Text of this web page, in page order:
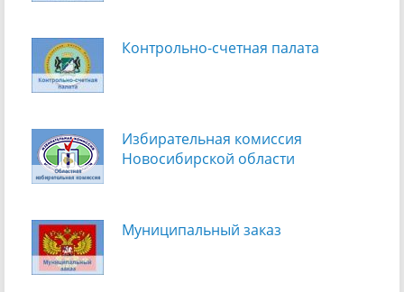
Контрольно-счетная палата
Избирательная комиссия
Новосибирской области
Муниципальный заказ